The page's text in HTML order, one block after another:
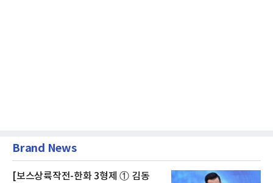
Brand News
[보스상륙작전-한화 3형제 ① 김동